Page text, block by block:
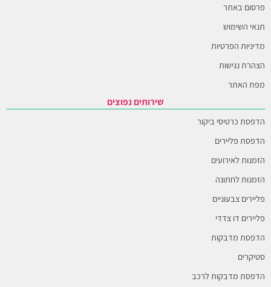
פרסום באתר
תנאי השימוש
מדיניות הפרטיות
הצהרת נגישות
מפת האתר
שירותים נפוצים
הדפסת כרטיסי ביקור
הדפסת פליירים
הזמנות לאירועים
הזמנות לחתונה
פליירים צבעוניים
פליירים דו צדדי
הדפסת מדבקות
סטיקרים
הדפסת מדבקות לרכב